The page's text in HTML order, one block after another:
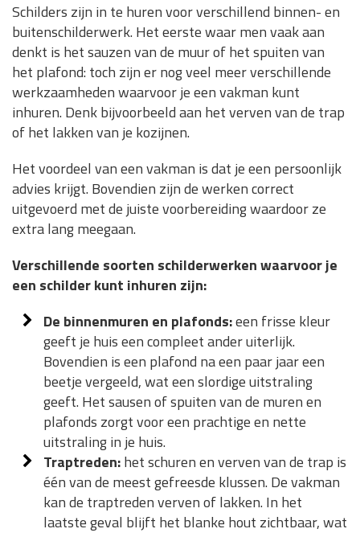
Schilders zijn in te huren voor verschillend binnen- en
buitenschilderwerk. Het eerste waar men vaak aan
denkt is het sauzen van de muur of het spuiten van
het plafond: toch zijn er nog veel meer verschillende
werkzaamheden waarvoor je een vakman kunt
inhuren. Denk bijvoorbeeld aan het verven van de trap
of het lakken van je kozijnen.
Het voordeel van een vakman is dat je een persoonlijk
advies krijgt. Bovendien zijn de werken correct
uitgevoerd met de juiste voorbereiding waardoor ze
extra lang meegaan.
Verschillende soorten schilderwerken waarvoor je
een schilder kunt inhuren zijn:
De binnenmuren en plafonds:een frisse kleur
geeft je huis een compleet ander uiterlijk.
Bovendien is een plafond na een paar jaar een
beetje vergeeld, wat een slordige uitstraling
geeft. Het sausen of spuiten van de muren en
plafonds zorgt voor een prachtige en nette
uitstraling in je huis.
Traptreden:het schuren en verven van de trap is
één van de meest gefreesde klussen. De vakman
kan de traptreden verven of lakken. In het
laatste geval blijft het blanke hout zichtbaar, wat